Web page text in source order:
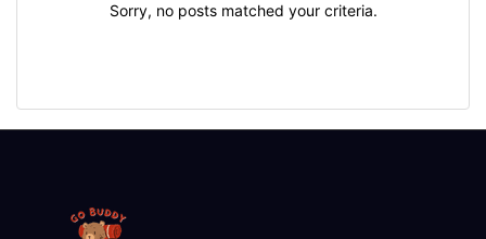
Sorry, no posts matched your criteria.